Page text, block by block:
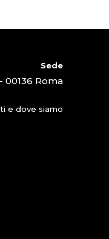
Sede
00136 Roma
e dove siamo